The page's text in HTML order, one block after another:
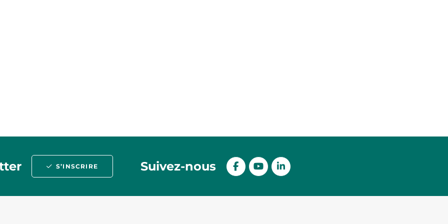
S’INSCRIRE Suivez-nous